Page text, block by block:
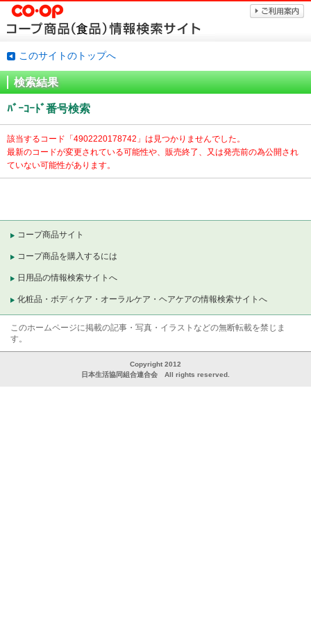
このサイトのトップへ
検索結果
ﾊﾞｰｺｰﾄﾞ番号検索
該当するコード「4902220178742」は見つかりませんでした。
最新のコードが変更されている可能性や、販売終了、又は発売前の為公開され
ていない可能性があります。
コープ商品サイト
コープ商品を購入するには
日用品の情報検索サイトへ
化粧品・ボディケア・オーラルケア・ヘアケアの情報検索サイトへ
このホームページに掲載の記事・写真・イラストなどの無断転載を禁じま
す。
Copyright 2012
日本生活協同組合連合会 All rights reserved.